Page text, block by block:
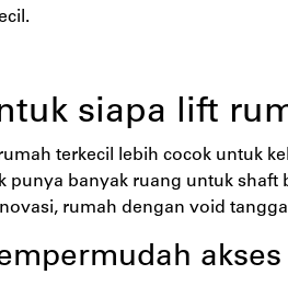
siapa lift
terkecil lebih cocok untuk
punya banyak ruang untuk shaft
rumah dengan void